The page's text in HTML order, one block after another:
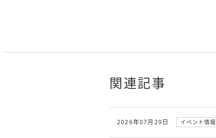
関連記事
2026年07月29日 イベント情報